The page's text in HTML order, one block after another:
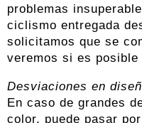
problemas
ciclismo entregada
solicitamos que se
veremos si es posible
Desviaciones en
En caso de grandes
color, puede pasar